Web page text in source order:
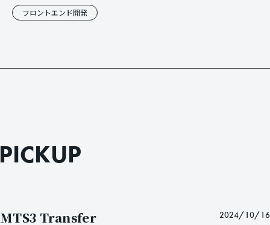
フロントエンド開発
ICKUP
MTS3 Transfer 2024/10/16